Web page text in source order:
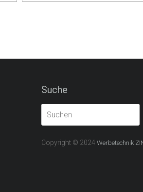
Suche
Copyright © 2024 Werbetechnik